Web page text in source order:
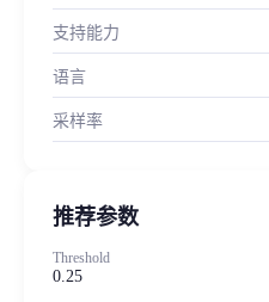
支持能力
语言
采样率
推荐参数
Threshold
0.25